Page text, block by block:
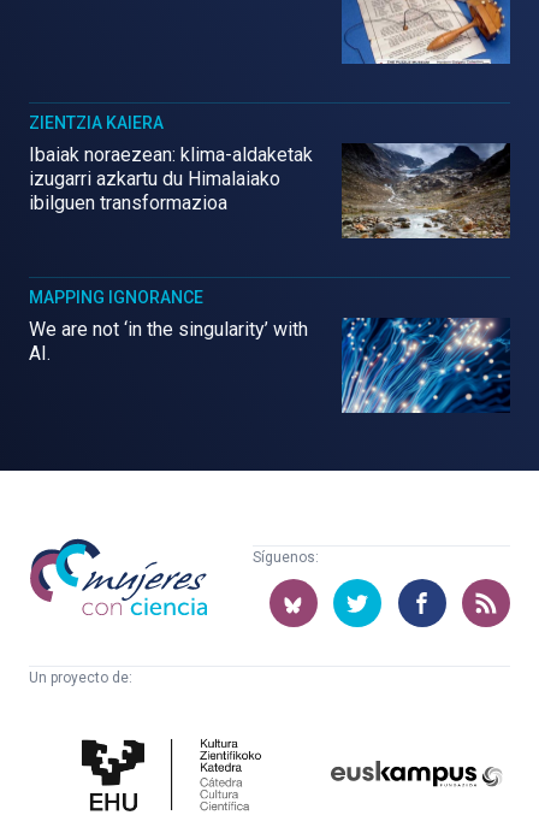
ZIENTZIA KAIERA
Ibaiak noraezean: klima-aldaketak
izugarri azkartu du Himalaiako
ibilguen transformazioa
MAPPING IGNORANCE
We are not ‘in the singularity’ with
AI.
Mujeres
con
ciencia
Síguenos:
Un proyecto de:
Cultura
Científica